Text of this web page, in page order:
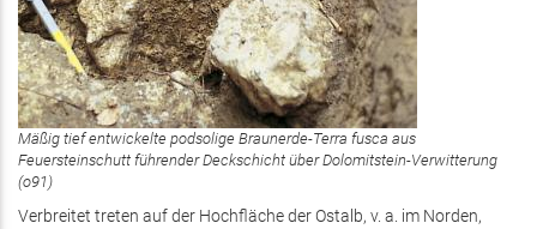
Mäßig tief entwickelte podsolige Braunerde-Terra fusca aus
Feuersteinschutt führender Deckschicht über Dolomitstein-Verwitterung
(o91)
Verbreitet treten auf der Hochfläche der Ostalb, v. a. im Norden,